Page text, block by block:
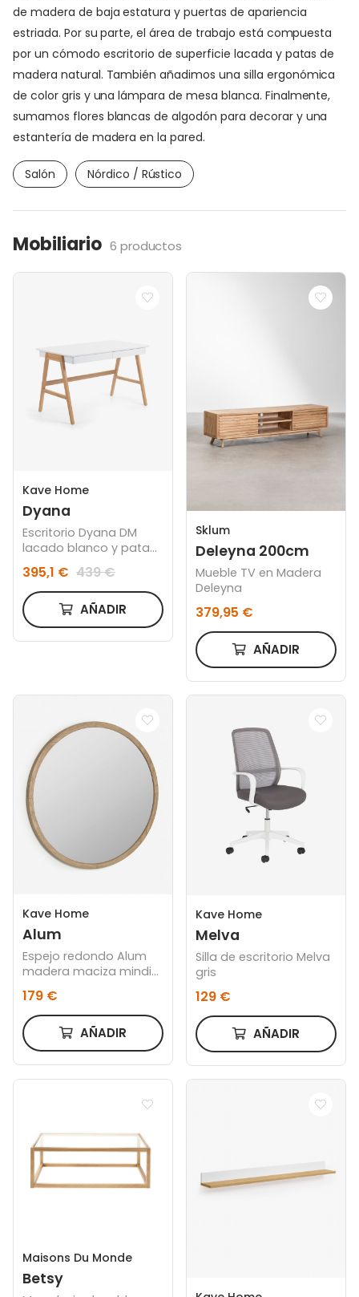
de madera de baja estatura y puertas de apariencia
estriada. Por su parte, el área de trabajo está compuesta
por un cómodo escritorio de superficie lacada y patas de
madera natural. También añadimos una silla ergonómica
de color gris y una lámpara de mesa blanca. Finalmente,
sumamos flores blancas de algodón para decorar y una
estantería de madera en la pared.
Salón Nórdico / Rústico
Mobiliario 6 productos
Kave Home
Dyana
Escritorio Dyana DM
lacado blanco y patas
roble 120 x 60 cm
395,1 € 439 €
AÑADIR
Sklum
Deleyna 200cm
Mueble TV en Madera
Deleyna
379,95 €
AÑADIR
Kave Home
Alum
Espejo redondo Alum
madera maciza mindi
179 €
AÑADIR
Kave Home
Melva
Silla de escritorio Melva
gris
129 €
AÑADIR
Maisons Du Monde
Betsy